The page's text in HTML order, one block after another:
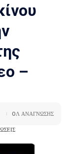
–
0Λ ΑΝΑΓΝΩΣΗΣ